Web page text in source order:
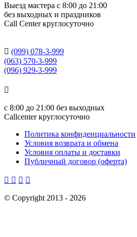
Выезд мастера с 8:00 до 21:00
без выходных и праздников
Сall Сenter круглосуточно
 (099) 078-3-999
(063) 570-3-999
(096) 929-3-999

с 8:00 до 21:00 без выходных
Callcenter круглосуточно
Политика конфиденциальности
Условия возврата и обмена
Условия оплаты и доставки
Публичный договор (оферта)
   
© Copyright 2013 - 2026